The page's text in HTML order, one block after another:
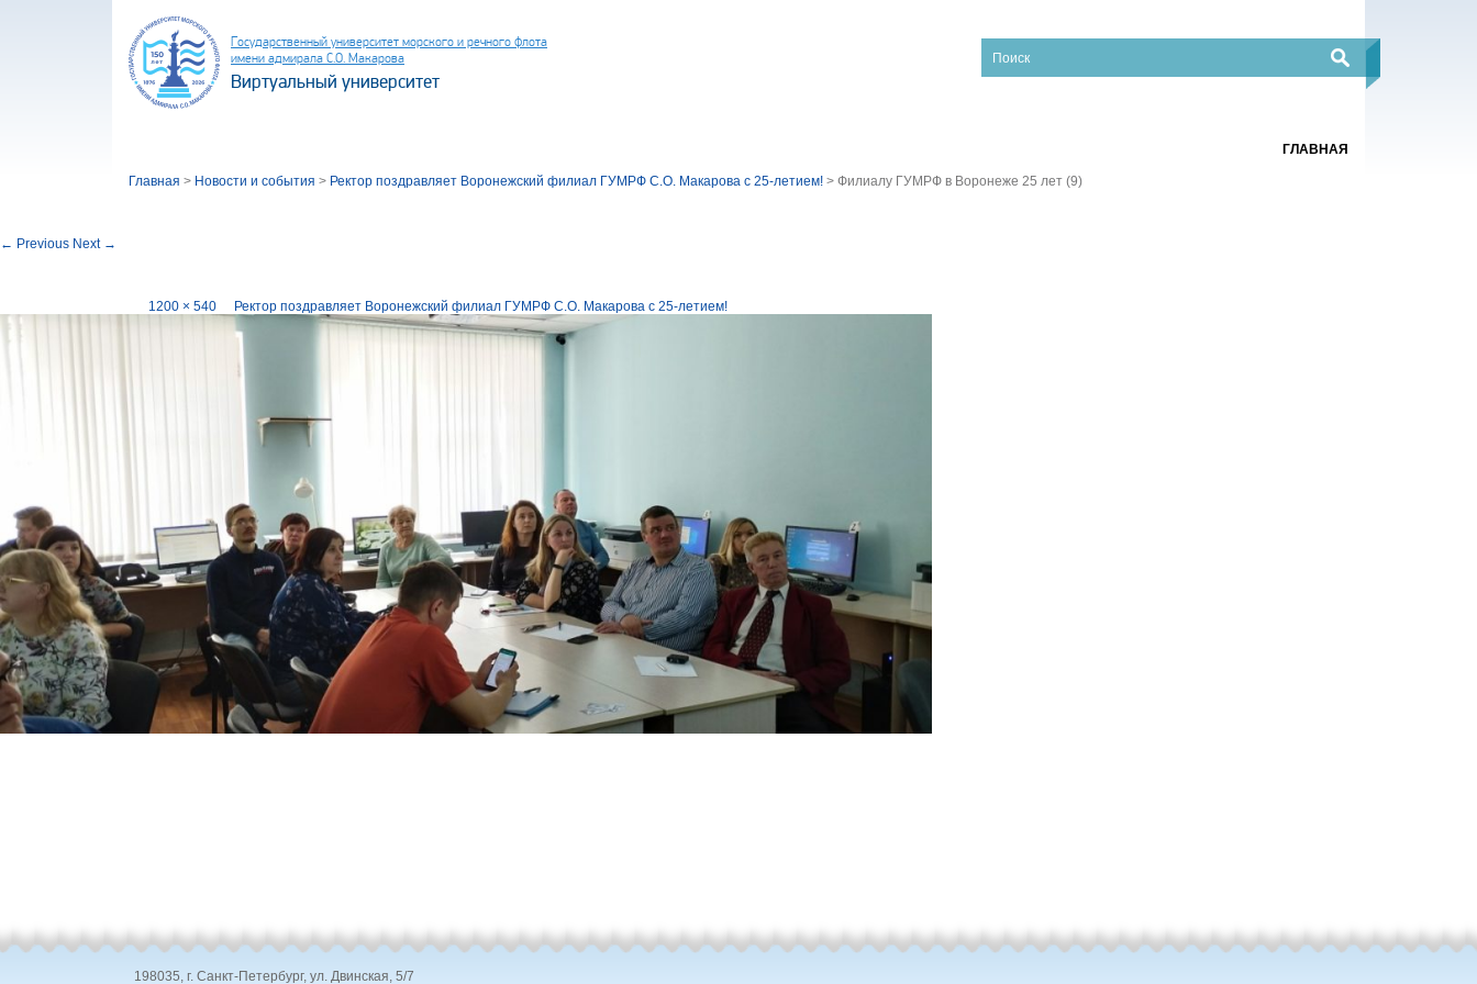
Государственный университет морского и речного флота
имени адмирала С.О. Макарова
Виртуальный университет
ГЛАВНАЯ
Главная > Новости и события > Ректор поздравляет Воронежский филиал ГУМРФ С.О. Макарова с 25-летием! > Филиалу ГУМРФ в Воронеже 25 лет (9)
← Previous Next →
1200 × 540 Ректор поздравляет Воронежский филиал ГУМРФ С.О. Макарова с 25-летием!
198035, г. Санкт-Петербург, ул. Двинская, 5/7